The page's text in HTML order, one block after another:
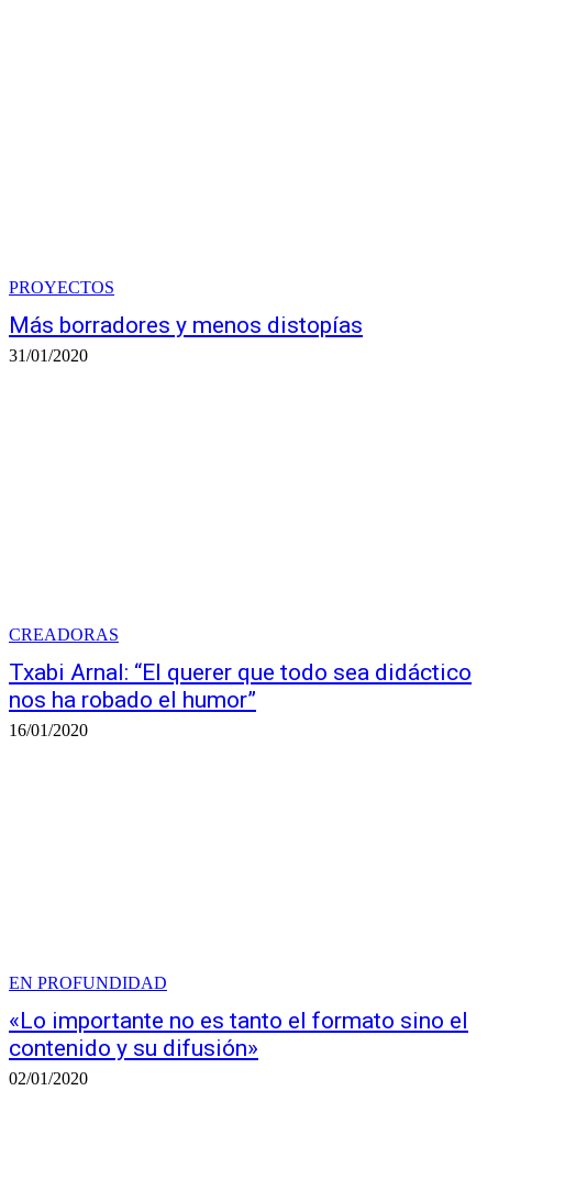
PROYECTOS
Más borradores y menos distopías
31/01/2020
CREADORAS
Txabi Arnal: “El querer que todo sea didáctico
nos ha robado el humor”
16/01/2020
EN PROFUNDIDAD
«Lo importante no es tanto el formato sino el
contenido y su difusión»
02/01/2020